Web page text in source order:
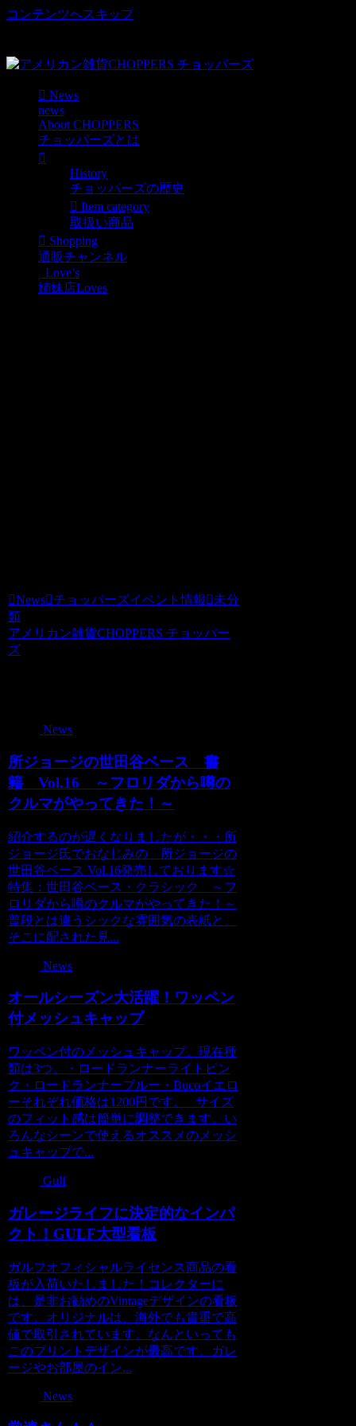
コンテンツへスキップ
News
news
About CHOPPERS
チョッパーズとは
History
チョッパーズの歴史
Item category
取扱い商品
Shopping
通販チャンネル
Love’s
姉妹店Loves
News チョッパーズイベント情報
未分
類
アメリカン雑貨CHOPPERS チョッパー
ズ
News
所ジョージの世田谷ベース 書
籍 Vol.16 ～フロリダから噂の
クルマがやってきた！～
紹介するのが遅くなりましたが・・・所
ジョージ氏でおなじみの 所ジョージの
世田谷ベース Vol.16発売しております☆
特集：世田谷ベース・クラシック ～フ
ロリダから噂のクルマがやってきた！～
普段とは違うシックな雰囲気の表紙と、
そこに配された見...
News
オールシーズン大活躍！ワッペン
付メッシュキャップ
ワッペン付のメッシュキャップ。現在種
類は3つ。・ロードランナーライトピン
ク・ロードランナーブルー・Bucoイエロ
ーそれぞれ価格は1200円です。 サイズ
のフィット感は簡単に調整できます。い
ろんなシーンで使えるオススメのメッシ
ュキャップで...
Gulf
ガレージライフに決定的なインパ
クト！GULF大型看板
ガルフオフィシャルライセンス商品の看
板が入荷いたしました！コレクターに
は、是非お勧めのVintageデザインの看板
です。オリジナルは、海外でも貴重で高
値で取引されています。なんといっても
このプリントデザインが最高です。ガレ
ージやお部屋のイン...
News